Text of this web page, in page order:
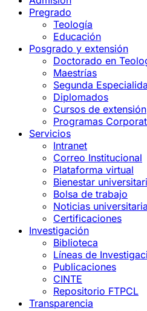
Pregrado
Teología
Educación
Posgrado y extensión
Doctorado en
Maestrías
Segunda
Diplomados
Cursos de extensión
Programas
Servicios
Intranet
Correo Institucional
Plataforma virtual
Bienestar
Bolsa de trabajo
Noticias
Certificaciones
Investigación
Biblioteca
Líneas de
Publicaciones
CINTE
Repositorio FTPCL
Transparencia